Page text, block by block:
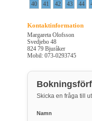
40
41 42 43 44
Kontaktinformation
Margareta Olofsson
Svedjebo 48
824 79 Bjuråker
Mobil: 073-0293745
Skicka en fråga till
Namn